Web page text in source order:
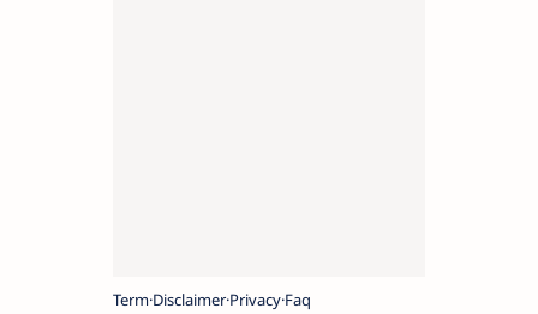
Term Disclaimer Privacy Faq